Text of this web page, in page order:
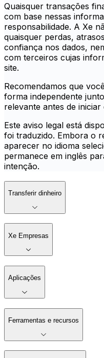
Quaisquer transações
com base nessas
responsabilidade. A Xe
quaisquer perdas,
confiança nos dados,
com terceiros cujas
site.
Recomendamos que
forma independente
relevante antes de
Este aviso legal está
foi traduzido. Embora o
aparecer no idioma
permanece em inglês
intenção.
Transferir dinheiro
Xe Empresas
Aplicações
Ferramentas e recursos